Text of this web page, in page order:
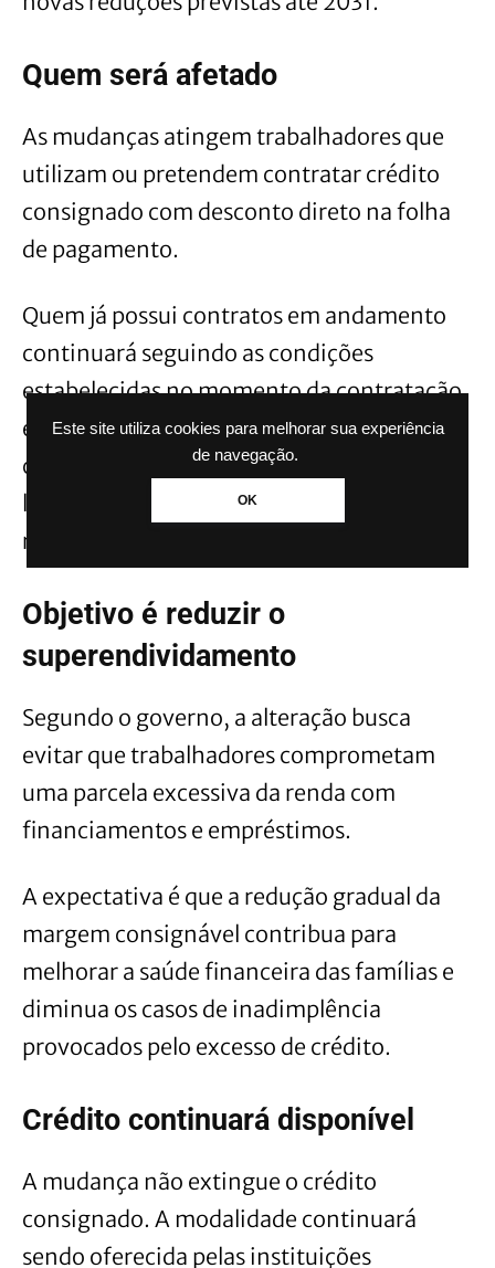
Este site utiliza cookies para melhorar sua experiência
de navegação.
OK
Quem será afetado
As mudanças atingem trabalhadores que
utilizam ou pretendem contratar crédito
consignado com desconto direto na folha
de pagamento.
Quem já possui contratos em andamento
continuará seguindo as condições
estabelecidas no momento da contratação,
enquanto as novas regras serão aplicadas
conforme o cronograma definido pela
legislação para novos contratos e
renovações.
Objetivo é reduzir o
superendividamento
Segundo o governo, a alteração busca
evitar que trabalhadores comprometam
uma parcela excessiva da renda com
financiamentos e empréstimos.
A expectativa é que a redução gradual da
margem consignável contribua para
melhorar a saúde financeira das famílias e
diminua os casos de inadimplência
provocados pelo excesso de crédito.
Crédito continuará disponível
A mudança não extingue o crédito
consignado. A modalidade continuará
sendo oferecida pelas instituições